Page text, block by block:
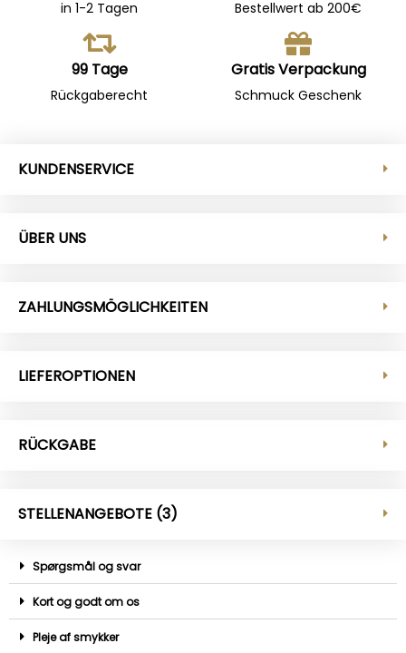
in 1-2 Tagen Bestellwert ab 200€
99 Tage
Rückgaberecht
Gratis Verpackung
Schmuck Geschenk
KUNDENSERVICE
ÜBER UNS
ZAHLUNGSMÖGLICHKEITEN
LIEFEROPTIONEN
RÜCKGABE
STELLENANGEBOTE (3)
Spørgsmål og svar
Kort og godt om os
Pleje af smykker